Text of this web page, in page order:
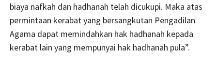
biaya nafkah dan hadhanah telah dicukupi. Maka atas
permintaan kerabat yang bersangkutan Pengadilan
Agama dapat memindahkan hak hadhanah kepada
kerabat lain yang mempunyai hak hadhanah pula”.